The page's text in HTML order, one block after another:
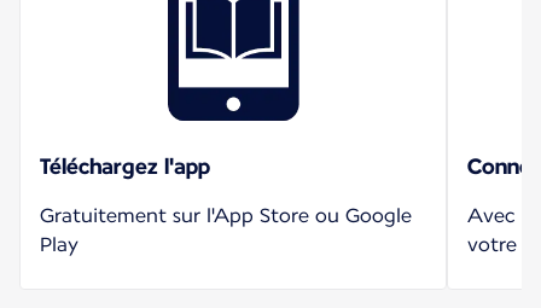
Téléchargez l'app
Gratuitement sur l'App Store ou Google
Play
Avec
votre